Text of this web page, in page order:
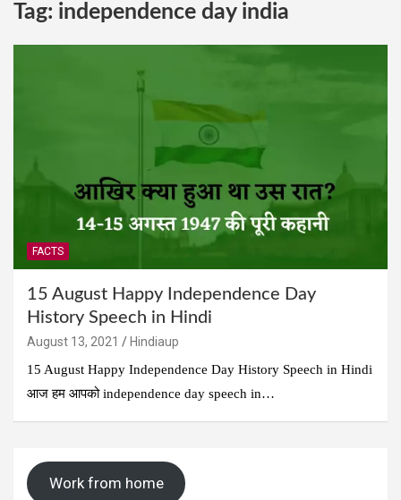
Tag: independence day india
FACTS
15 August Happy Independence Day
History Speech in Hindi
August 13, 2021
Hindiaup
15 August Happy Independence Day History Speech in Hindi
आज हम आपको independence day speech in…
Work from home